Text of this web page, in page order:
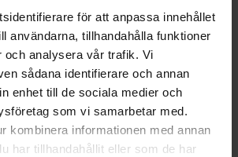
för att anpassa innehållet
användarna, tillhandahålla funktioner
och analysera vår trafik. Vi
sådana identifierare och annan
enhet till de sociala medier och
som vi samarbetar med.
kombinera informationen med annan
har tillhandahållit eller som de har
i nytt samarbete
i